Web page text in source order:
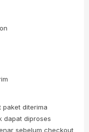
paket diterima
dapat diproses
sebelum checkout